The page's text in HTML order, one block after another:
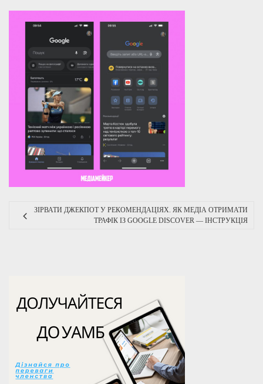
ЗІРВАТИ ДЖЕКПОТ У РЕКОМЕНДАЦІЯХ. ЯК МЕДІА ОТРИМАТИ
ТРАФІК ІЗ GOOGLE DISCOVER — ІНСТРУКЦІЯ